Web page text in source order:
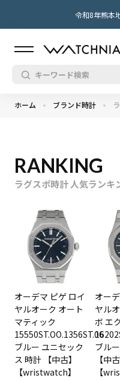
令和8年熊本
ホーム ブランド時計
RANKING
ラグスポ時計 人気ランキ
オーデマ ピゲ ロイ
ヤルオーク オート
マティック
15550ST.OO.1356ST.06
ブルー ユニセック
ス 時計 【中古】
【wristwatch】
オー
ヤル
ボ エ
ブル
【中古
【